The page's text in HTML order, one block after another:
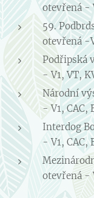
otevřená -
59.
otevřená -
Podřipská
- V1, VT,
Národní
- V1, CAC,
Interdog
- V1, CAC,
otevřená -